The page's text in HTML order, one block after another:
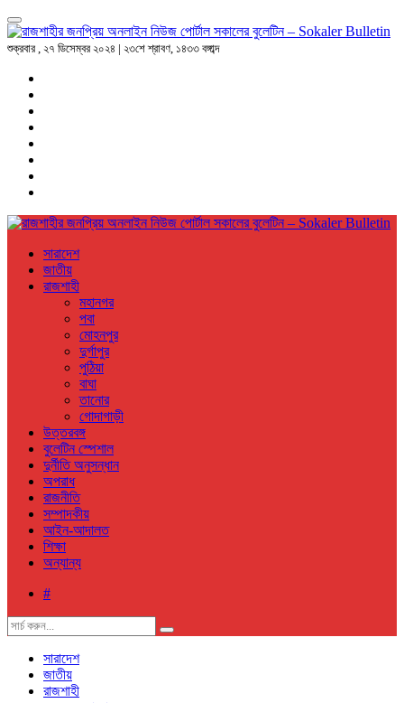
শুক্রবার , ২৭ ডিসেম্বর ২০২৪ | ২৩শে শ্রাবণ, ১৪৩৩ বঙ্গাব্দ
সারাদেশ
জাতীয়
রাজশাহী
মহানগর
পবা
মোহনপুর
দুর্গাপুর
পুঠিয়া
বাঘা
তানোর
গোদাগাড়ী
উত্তরবঙ্গ
বুলেটিন স্পেশাল
দুর্নীতি অনুসন্ধান
অপরাধ
রাজনীতি
সম্পাদকীয়
আইন-আদালত
শিক্ষা
অন্যান্য
#
সারাদেশ
জাতীয়
রাজশাহী